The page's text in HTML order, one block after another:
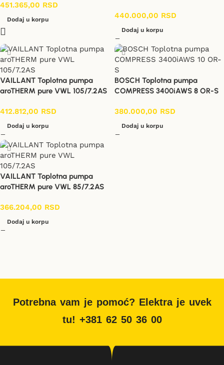
451.365,00 RSD
Dodaj u korpu 440.000,00 RSD
Dodaj u korpu
VAILLANT Toplotna pumpa
aroTHERM pure VWL 105/7.2AS
412.812,00 RSD
Dodaj u korpu
BOSCH Toplotna pumpa
COMPRESS 3400iAWS 8 OR-S
380.000,00 RSD
Dodaj u korpu
VAILLANT Toplotna pumpa
aroTHERM pure VWL 85/7.2AS
366.204,00 RSD
Dodaj u korpu
Potrebna vam je pomoć? Elektra je uvek
tu! +381 62 50 36 00